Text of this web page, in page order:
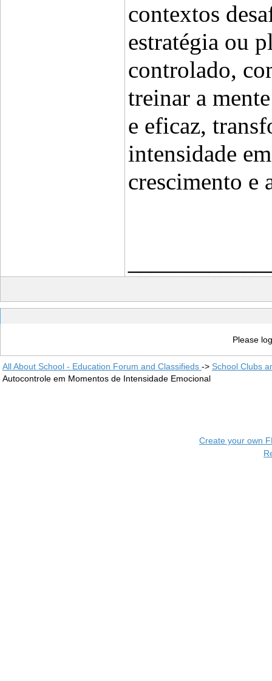
contextos
estratégia ou
controlado,
treinar a
e eficaz,
intensidade
crescimento e
Please
All About School - Education Forum and Classifieds -> School Clubs
Autocontrole em Momentos de Intensidade Emocional
Create your own